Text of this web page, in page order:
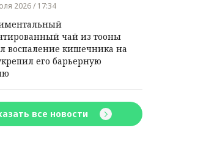
2026 / 17:34
чай из тооны
воспаление кишечника на
его барьерную
все новости